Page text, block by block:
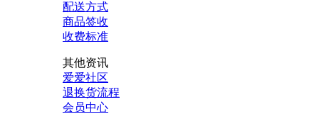
配送方式
商品签收
收费标准
其他资讯
爱爱社区
退换货流程
会员中心